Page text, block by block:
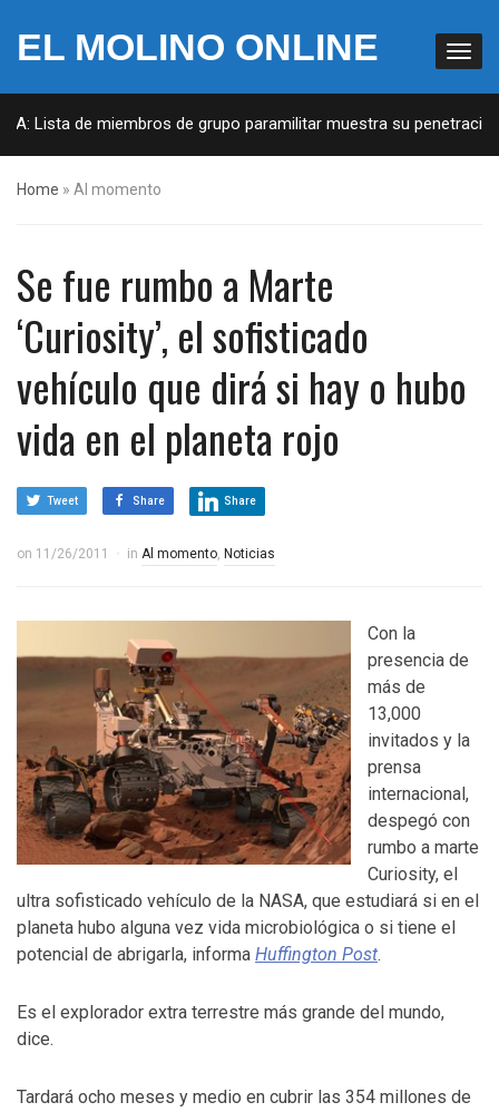
EL MOLINO ONLINE
Lista de miembros de grupo paramilitar muestra su penetración
Home » Al momento
Se fue rumbo a Marte
‘Curiosity’, el sofisticado
vehículo que dirá si hay o hubo
vida en el planeta rojo
Tweet Share Share
on 11/26/2011 in Al momento, Noticias
Con la
presencia de
más de
13,000
invitados y la
prensa
internacional,
despegó con
rumbo a marte
Curiosity, el
ultra sofisticado vehículo de la NASA, que estudiará si en el
planeta hubo alguna vez vida microbiológica o si tiene el
potencial de abrigarla, informa Huffington Post.
Es el explorador extra terrestre más grande del mundo,
dice.
Tardará ocho meses y medio en cubrir las 354 millones de